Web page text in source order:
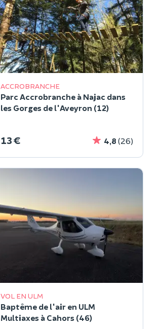
ACCROBRANCHE
Parc Accrobranche à Najac dans
les Gorges de l'Aveyron (12)
13 € 4,8 (26)
VOL EN ULM
Baptême de l'air en ULM
Multiaxes à Cahors (46)